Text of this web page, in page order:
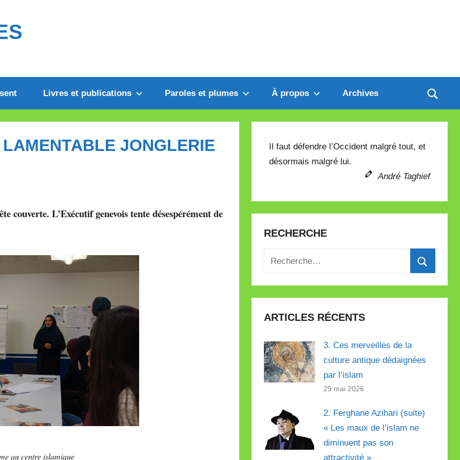
Livres et publications Paroles et plumes À propos Archives
JONGLERIE
couverte. L’Exécutif genevois tente désespérément de
au centre islamique
Il faut défendre l’Occident malgré tout, et
désormais malgré lui.
André Taghief
RECHERCHE
Recherche
:
ARTICLES RÉCENTS
3. Ces merveilles de la
culture antique dédaignées
par l’islam
29 mai 2026
2. Ferghane Azihari (suite)
« Les maux de l’islam ne
diminuent pas son
attractivité »